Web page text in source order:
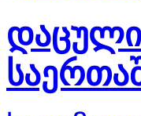
დაცული